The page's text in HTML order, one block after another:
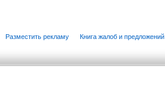
Разместить рекламу Книга жалоб и предложений